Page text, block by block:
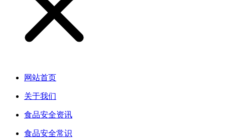
网站首页
关于我们
食品安全资讯
食品安全常识